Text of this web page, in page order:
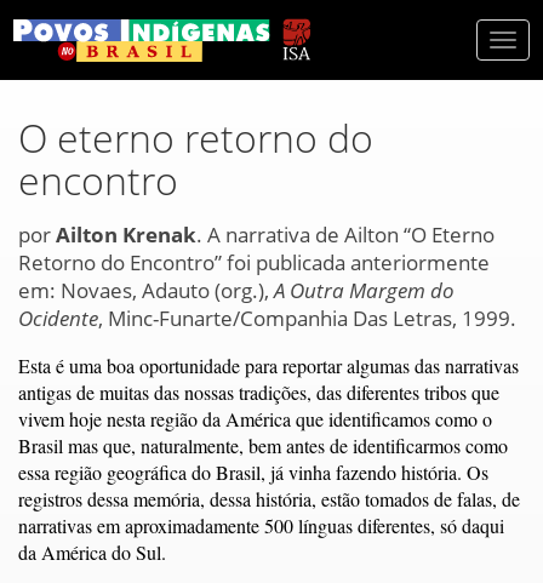
O eterno retorno do
encontro
porAilton Krenak. A narrativa de Ailton “O Eterno
Retorno do Encontro” foi publicada anteriormente
em: Novaes, Adauto (org.),A Outra Margem do
Ocidente, Minc-Funarte/Companhia Das Letras, 1999.
Esta é uma boa oportunidade para reportar algumas das narrativas
antigas de muitas das nossas tradições, das diferentes tribos que
vivem hoje nesta região da América que identificamos como o
Brasil mas que, naturalmente, bem antes de identificarmos como
essa região geográfica do Brasil, já vinha fazendo história. Os
registros dessa memória, dessa história, estão tomados de falas, de
narrativas em aproximadamente 500 línguas diferentes, só daqui
da América do Sul.